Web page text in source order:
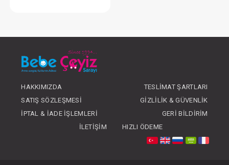
OLUNUZ
HAKKIMIZDA
TESLIMAT ŞARTLARI
SATIŞ SÖZLEŞMESI
GIZLILIK & GÜVENLIK
İPTAL & İADE İŞLEMLERI
GERI BILDIRIM
İLETIŞIM
HIZLI ÖDEME